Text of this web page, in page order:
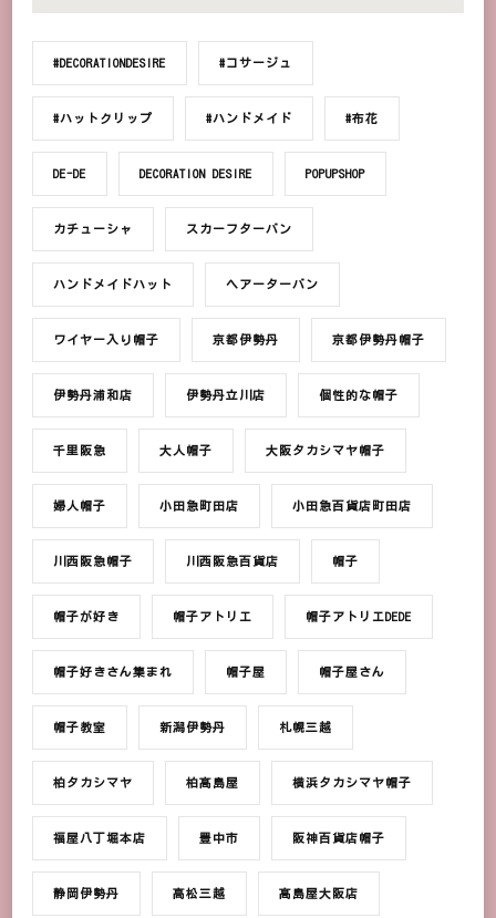
#DECORATIONDESIRE #コサージュ
#ハットクリップ #ハンドメイド #布花
DE-DE DECORATION DESIRE POPUPSHOP
カチューシャ スカーフターバン
ハンドメイドハット ヘアーターバン
ワイヤー入り帽子 京都伊勢丹 京都伊勢丹帽子
伊勢丹浦和店 伊勢丹立川店 個性的な帽子
千里阪急 大人帽子 大阪タカシマヤ帽子
婦人帽子 小田急町田店 小田急百貨店町田店
川西阪急帽子 川西阪急百貨店 帽子
帽子が好き 帽子アトリエ 帽子アトリエDEDE
帽子好きさん集まれ 帽子屋 帽子屋さん
帽子教室 新潟伊勢丹 札幌三越
柏タカシマヤ 柏髙島屋 横浜タカシマヤ帽子
福屋八丁堀本店 豊中市 阪神百貨店帽子
静岡伊勢丹 高松三越 髙島屋大阪店